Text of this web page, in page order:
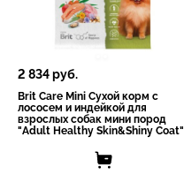
2 834руб.
Brit Care Mini Сухой корм с
лососем и индейкой для
взрослых cобак мини пород
"Adult Healthy Skin&Shiny Coat"